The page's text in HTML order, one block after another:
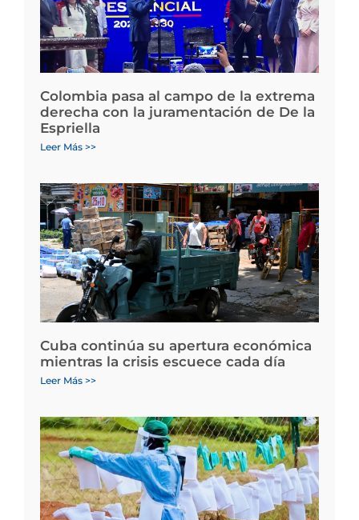
Colombia pasa al campo de la extrema
derecha con la juramentación de De la
Espriella
Leer Más >>
Cuba continúa su apertura económica
mientras la crisis escuece cada día
Leer Más >>